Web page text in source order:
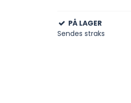
PÅ LAGER
Sendes straks